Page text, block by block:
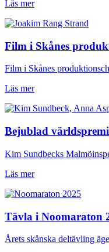
Läs mer
Film i Skånes
Film i Skånes
Läs mer
Bejublad
Kim Sundbecks
Läs mer
Tävla i Noomaraton
Årets skånska deltävling